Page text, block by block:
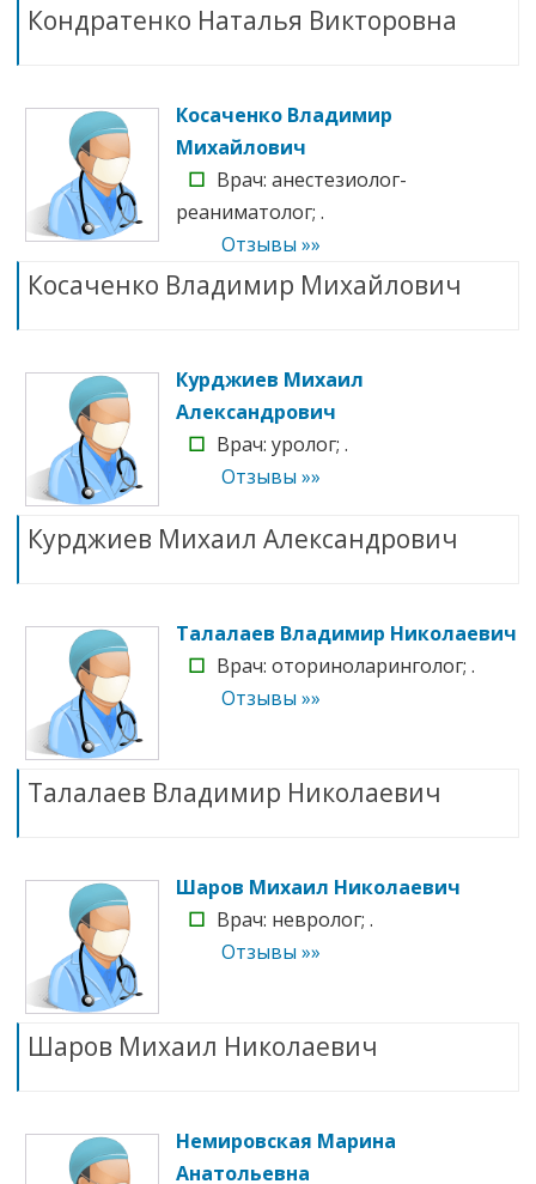
Кондратенко Наталья Викторовна
Косаченко Владимир
Михайлович
☐ Врач: анестезиолог-
реаниматолог; .
Отзывы »»
Косаченко Владимир Михайлович
Курджиев Михаил
Александрович
☐ Врач: уролог; .
Отзывы »»
Курджиев Михаил Александрович
Талалаев Владимир Николаевич
☐ Врач: оториноларинголог; .
Отзывы »»
Талалаев Владимир Николаевич
Шаров Михаил Николаевич
☐ Врач: невролог; .
Отзывы »»
Шаров Михаил Николаевич
Немировская Марина
Анатольевна